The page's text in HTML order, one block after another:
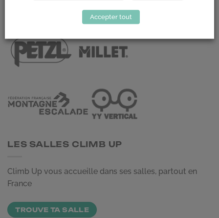
LES PARTENAIRES
LES SALLES CLIMB UP
Climb Up vous accueille dans ses salles, partout en
France
TROUVE TA SALLE
Accepter tout